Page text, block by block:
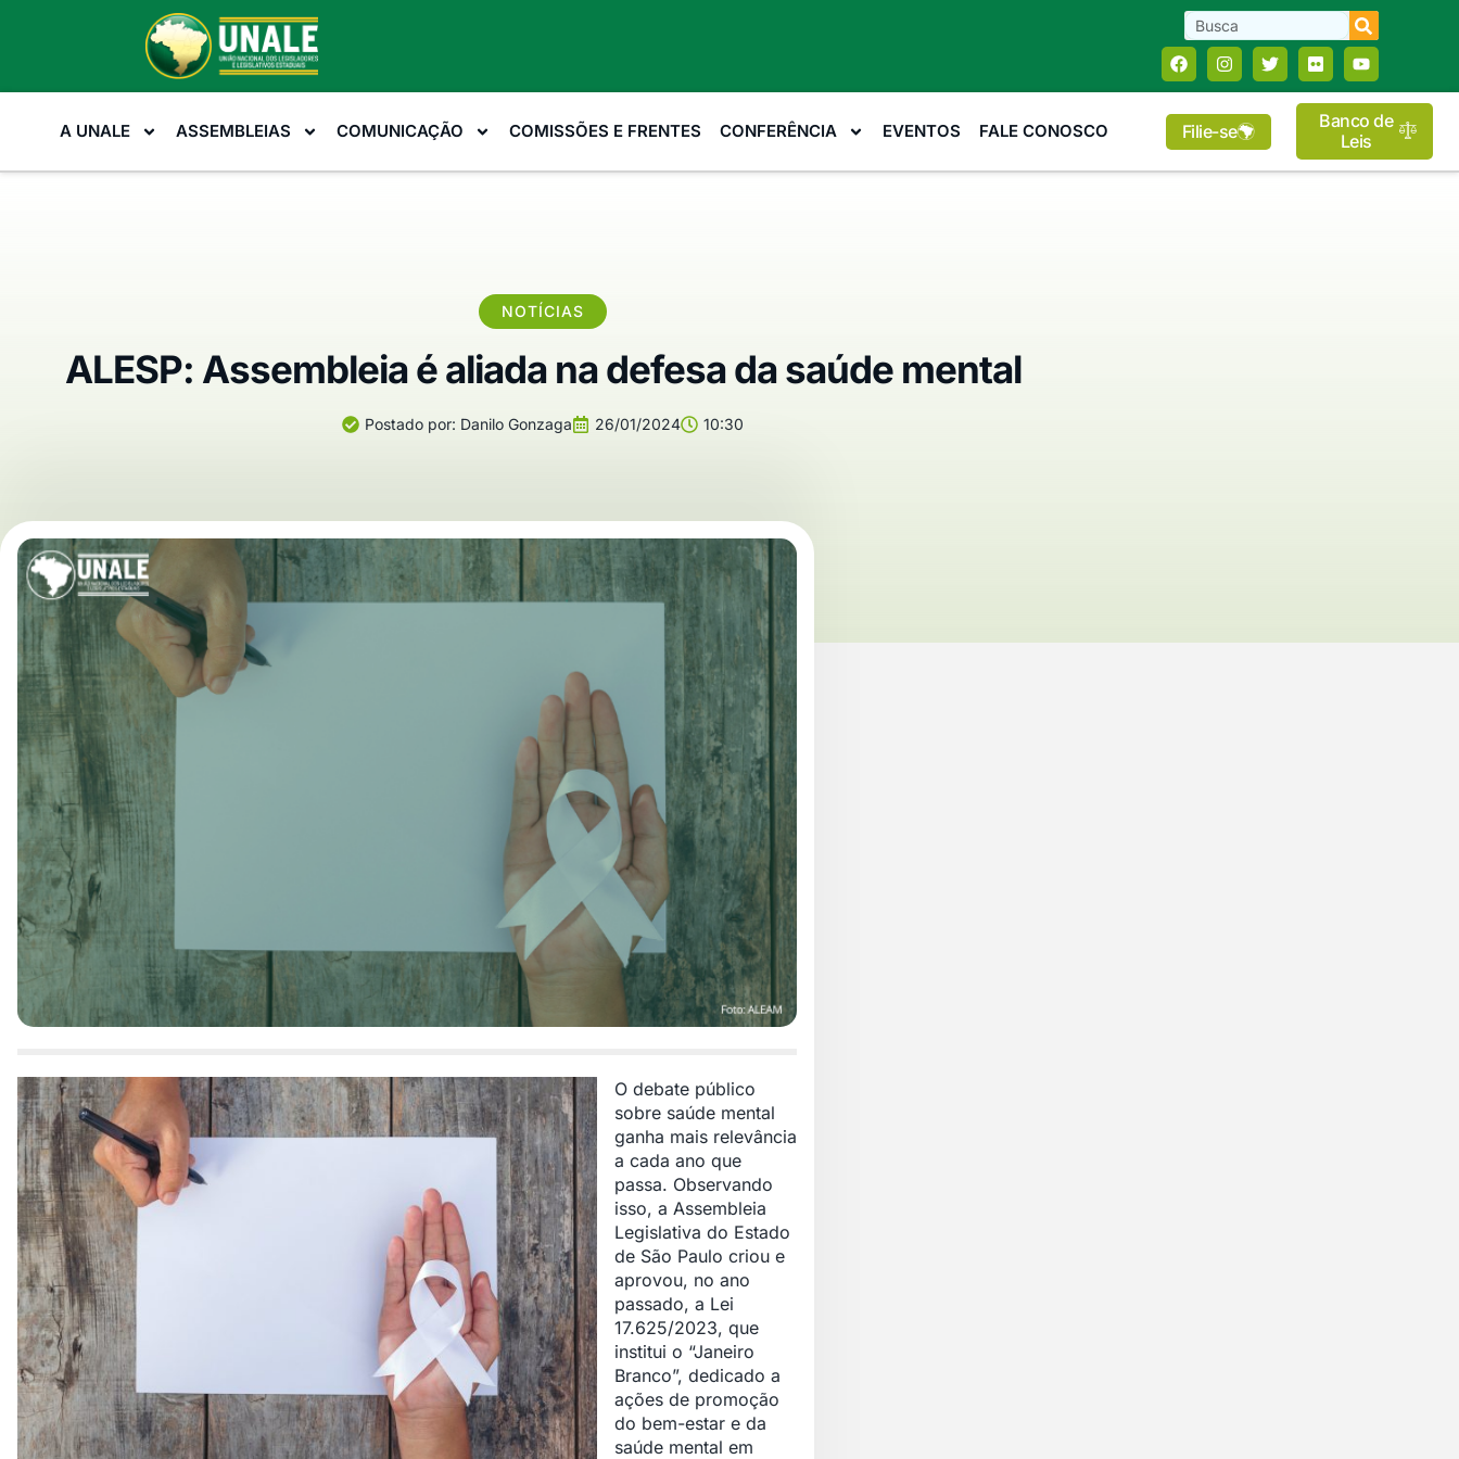
A UNALE ASSEMBLEIAS COMUNICAÇÃO COMISSÕES E FRENTES CONFERÊNCIA EVENTOS FALE CONOSCO Filie-se
Banco de
Leis
NOTÍCIAS
ALESP: Assembleia é aliada na defesa da saúde mental
Postado por: Danilo Gonzaga 26/01/2024 10:30
O debate público
sobre saúde mental
ganha mais relevância
a cada ano que
passa. Observando
isso, a Assembleia
Legislativa do Estado
de São Paulo criou e
aprovou, no ano
passado, a Lei
17.625/2023, que
institui o “Janeiro
Branco”, dedicado a
ações de promoção
do bem-estar e da
saúde mental em